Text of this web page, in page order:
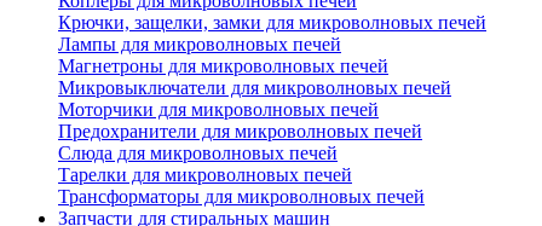
Крючки, защелки, замки для микроволновых печей
Лампы для микроволновых печей
Магнетроны для микроволновых печей
Микровыключатели для микроволновых печей
Моторчики для микроволновых печей
Предохранители для микроволновых печей
Слюда для микроволновых печей
Тарелки для микроволновых печей
Трансформаторы для микроволновых печей
Запчасти для стиральных машин